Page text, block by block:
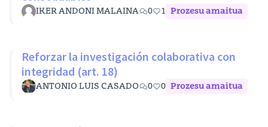
IKER ANDONI MALAINA 0 1 Prozesu amaitua
Reforzar la investigación colaborativa con
integridad (art. 18)
ANTONIO LUIS CASADO 0 0 Prozesu amaitua